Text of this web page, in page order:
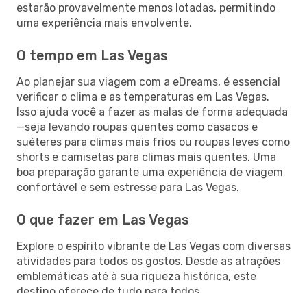
estarão provavelmente menos lotadas, permitindo
uma experiência mais envolvente.
O tempo em Las Vegas
Ao planejar sua viagem com a eDreams, é essencial
verificar o clima e as temperaturas em Las Vegas.
Isso ajuda você a fazer as malas de forma adequada
—seja levando roupas quentes como casacos e
suéteres para climas mais frios ou roupas leves como
shorts e camisetas para climas mais quentes. Uma
boa preparação garante uma experiência de viagem
confortável e sem estresse para Las Vegas.
O que fazer em Las Vegas
Explore o espírito vibrante de Las Vegas com diversas
atividades para todos os gostos. Desde as atrações
emblemáticas até à sua riqueza histórica, este